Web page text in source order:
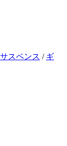
スペンス / ギ